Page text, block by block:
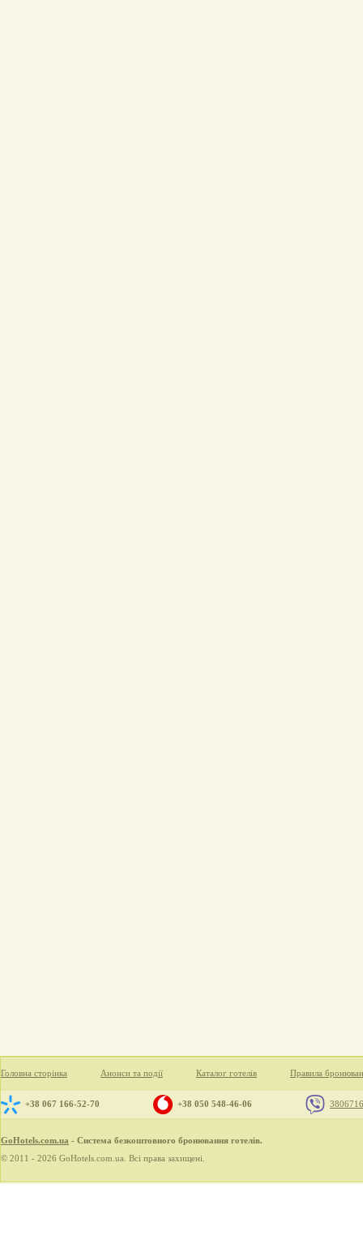
Головна сторінка Анонси та події Каталог готелів Правила
+38 067 166-52-70 +38 050 548-46-06
GoHotels.com.ua - Система безкоштовного бронювання готелів.
© 2011 - 2026 GoHotels.com.ua. Всі права захищені.